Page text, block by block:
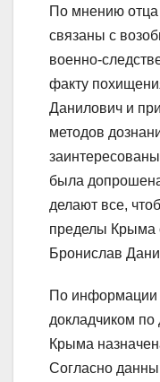
По мнению отца
связаны с
военно-
факту
Данилович и
методов
была
делают все,
пределы Крыма
Бронислав
По информации
докладчиком
Крыма
Согласно